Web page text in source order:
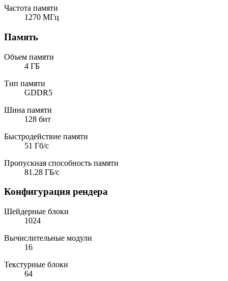
Частота памяти
1270 МГц
Память
Объем памяти
4 ГБ
Тип памяти
GDDR5
Шина памяти
128 бит
Быстродействие памяти
51 Гб/с
Пропускная способность памяти
81.28 ГБ/с
Конфигурация рендера
Шейдерные блоки
1024
Вычислительные модули
16
Текстурные блоки
64